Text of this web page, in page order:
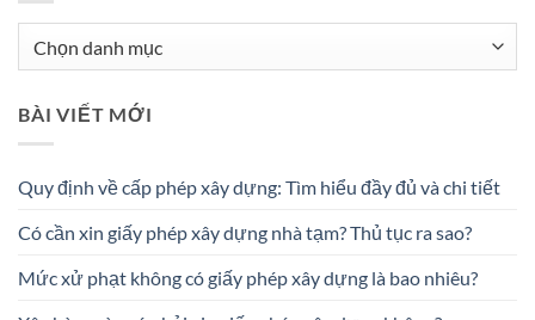
BÀI VIẾT MỚI
Quy định về cấp phép xây dựng: Tìm hiểu đầy đủ và chi tiết
Có cần xin giấy phép xây dựng nhà tạm? Thủ tục ra sao?
Mức xử phạt không có giấy phép xây dựng là bao nhiêu?